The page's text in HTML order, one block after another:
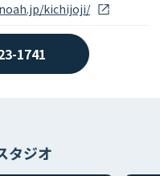
四谷・高田馬場
kichijoji/
1741
タジオ